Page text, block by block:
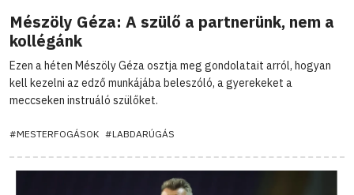
Mészöly Géza: A szülő a partnerünk, nem a
kollégánk
Ezen a héten Mészöly Géza osztja meg gondolatait arról, hogyan
kell kezelni az edző munkájába beleszóló, a gyerekeket a
meccseken instruáló szülőket.
#MESTERFOGÁSOK #LABDARÚGÁS